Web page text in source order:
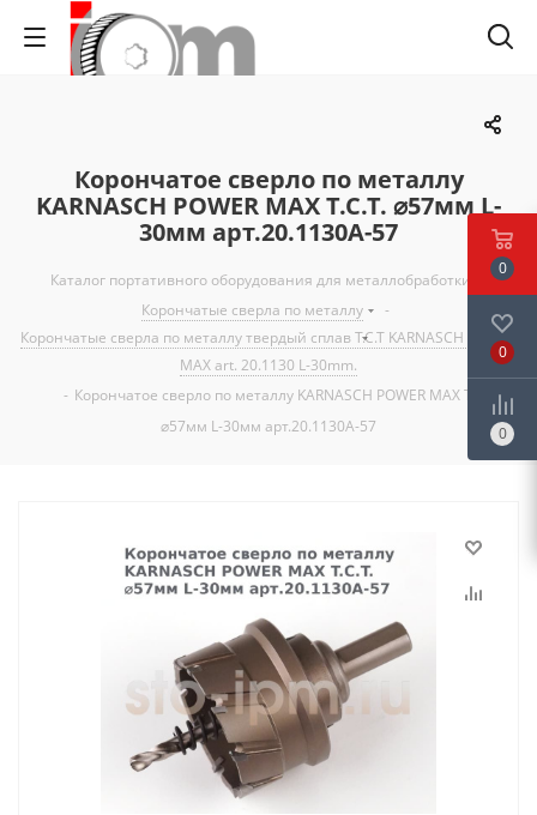
Корончатое сверло по металлу
KARNASCH POWER MAX T.C.T. ⌀57мм L-
30мм арт.20.1130A-57
Каталог портативного оборудования для металлобработки
Корончатые сверла по металлу
-
Корончатые сверла по металлу твердый сплав T.C.T KARNASCH POWER
MAX art. 20.1130 L-30mm.
- Корончатое сверло по металлу KARNASCH POWER MAX T.C.T.
⌀57мм L-30мм арт.20.1130A-57
0
0
0